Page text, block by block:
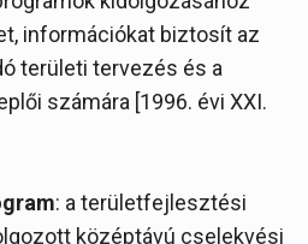
információkat biztosít az
területi tervezés és a
számára [1996. évi XXI.
: a területfejlesztési
középtávú cselekvési